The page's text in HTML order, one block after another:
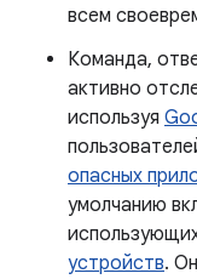
всем
Команда,
активно
используя
опасных
умолчанию
устройств.